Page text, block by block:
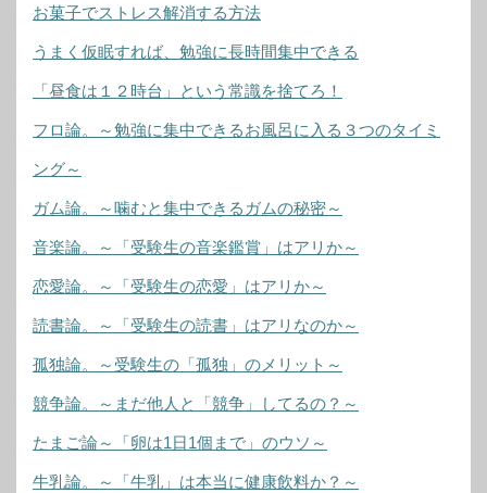
お菓子でストレス解消する方法
うまく仮眠すれば、勉強に長時間集中できる
「昼食は１２時台」という常識を捨てろ！
フロ論。～勉強に集中できるお風呂に入る３つのタイミ
ング～
ガム論。～噛むと集中できるガムの秘密～
音楽論。～「受験生の音楽鑑賞」はアリか～
恋愛論。～「受験生の恋愛」はアリか～
読書論。～「受験生の読書」はアリなのか～
孤独論。～受験生の「孤独」のメリット～
競争論。～まだ他人と「競争」してるの？～
たまご論～「卵は1日1個まで」のウソ～
牛乳論。～「牛乳」は本当に健康飲料か？～